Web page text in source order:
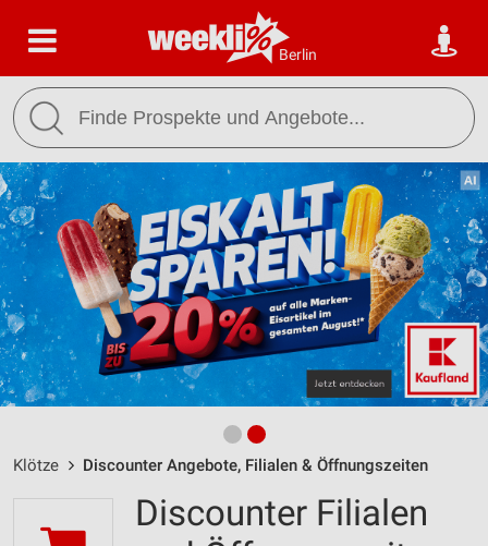
Berlin
Klötze Discounter Angebote, Filialen & Öffnungszeiten
Discounter Filialen